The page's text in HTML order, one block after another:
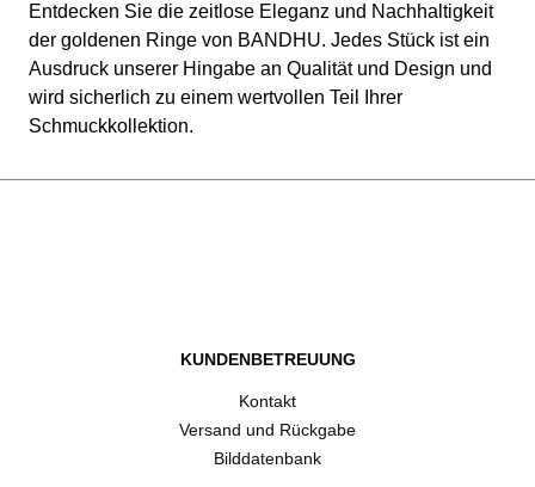
Entdecken Sie die zeitlose Eleganz und Nachhaltigkeit
der goldenen Ringe von BANDHU. Jedes Stück ist ein
Ausdruck unserer Hingabe an Qualität und Design und
wird sicherlich zu einem wertvollen Teil Ihrer
Schmuckkollektion.
KUNDENBETREUUNG
Kontakt
Versand und Rückgabe
Bilddatenbank